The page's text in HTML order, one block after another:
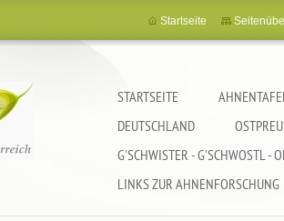
STARTSEITE
DEUTSCHLAND
G'SCHWISTER - G'SCHWOSTL -
LINKS ZUR AHNENFORSCHUNG
Startseite